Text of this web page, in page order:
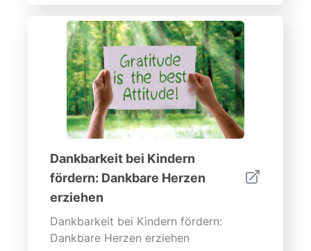
Dankbarkeit bei Kindern
fördern: Dankbare Herzen
erziehen
Dankbarkeit bei Kindern fördern:
Dankbare Herzen erziehen